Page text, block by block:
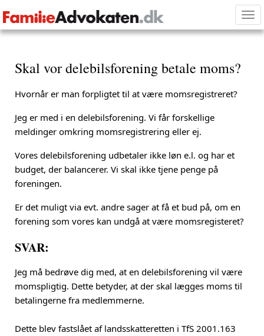
Skal vor delebilsforening betale moms?
Hvornår er man forpligtet til at være momsregistreret?
Jeg er med i en delebilsforening. Vi får forskellige
meldinger omkring momsregistrering eller ej.
Vores delebilsforening udbetaler ikke løn e.l. og har et
budget, der balancerer. Vi skal ikke tjene penge på
foreningen.
Er det muligt via evt. andre sager at få et bud på, om en
forening som vores kan undgå at være momsregisteret?
SVAR:
Jeg må bedrøve dig med, at en delebilsforening vil være
momspligtig. Dette betyder, at der skal lægges moms til
betalingerne fra medlemmerne.
Dette blev fastslået af landsskatteretten i TfS 2001.163